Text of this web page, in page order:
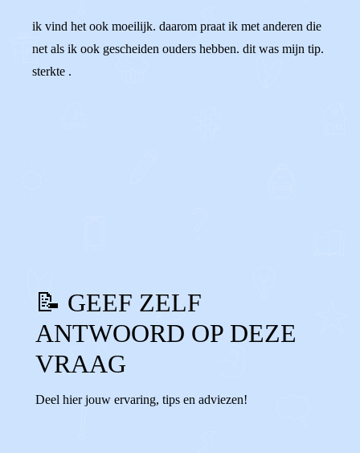
ik vind het ook moeilijk. daarom praat ik met anderen die
net als ik ook gescheiden ouders hebben. dit was mijn tip.
sterkte .
📝 GEEF ZELF
ANTWOORD OP DEZE
VRAAG
Deel hier jouw ervaring, tips en adviezen!